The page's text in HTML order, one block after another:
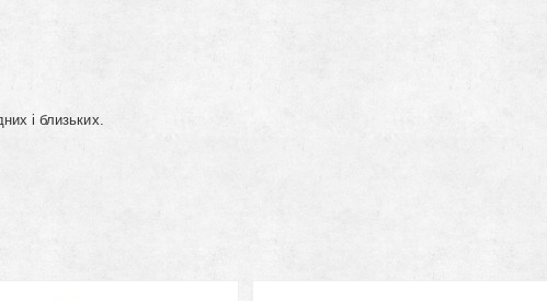
і близьких.